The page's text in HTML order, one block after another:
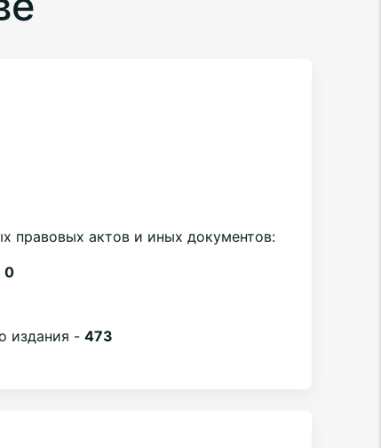
правовых актов и иных документов:
0
издания -473